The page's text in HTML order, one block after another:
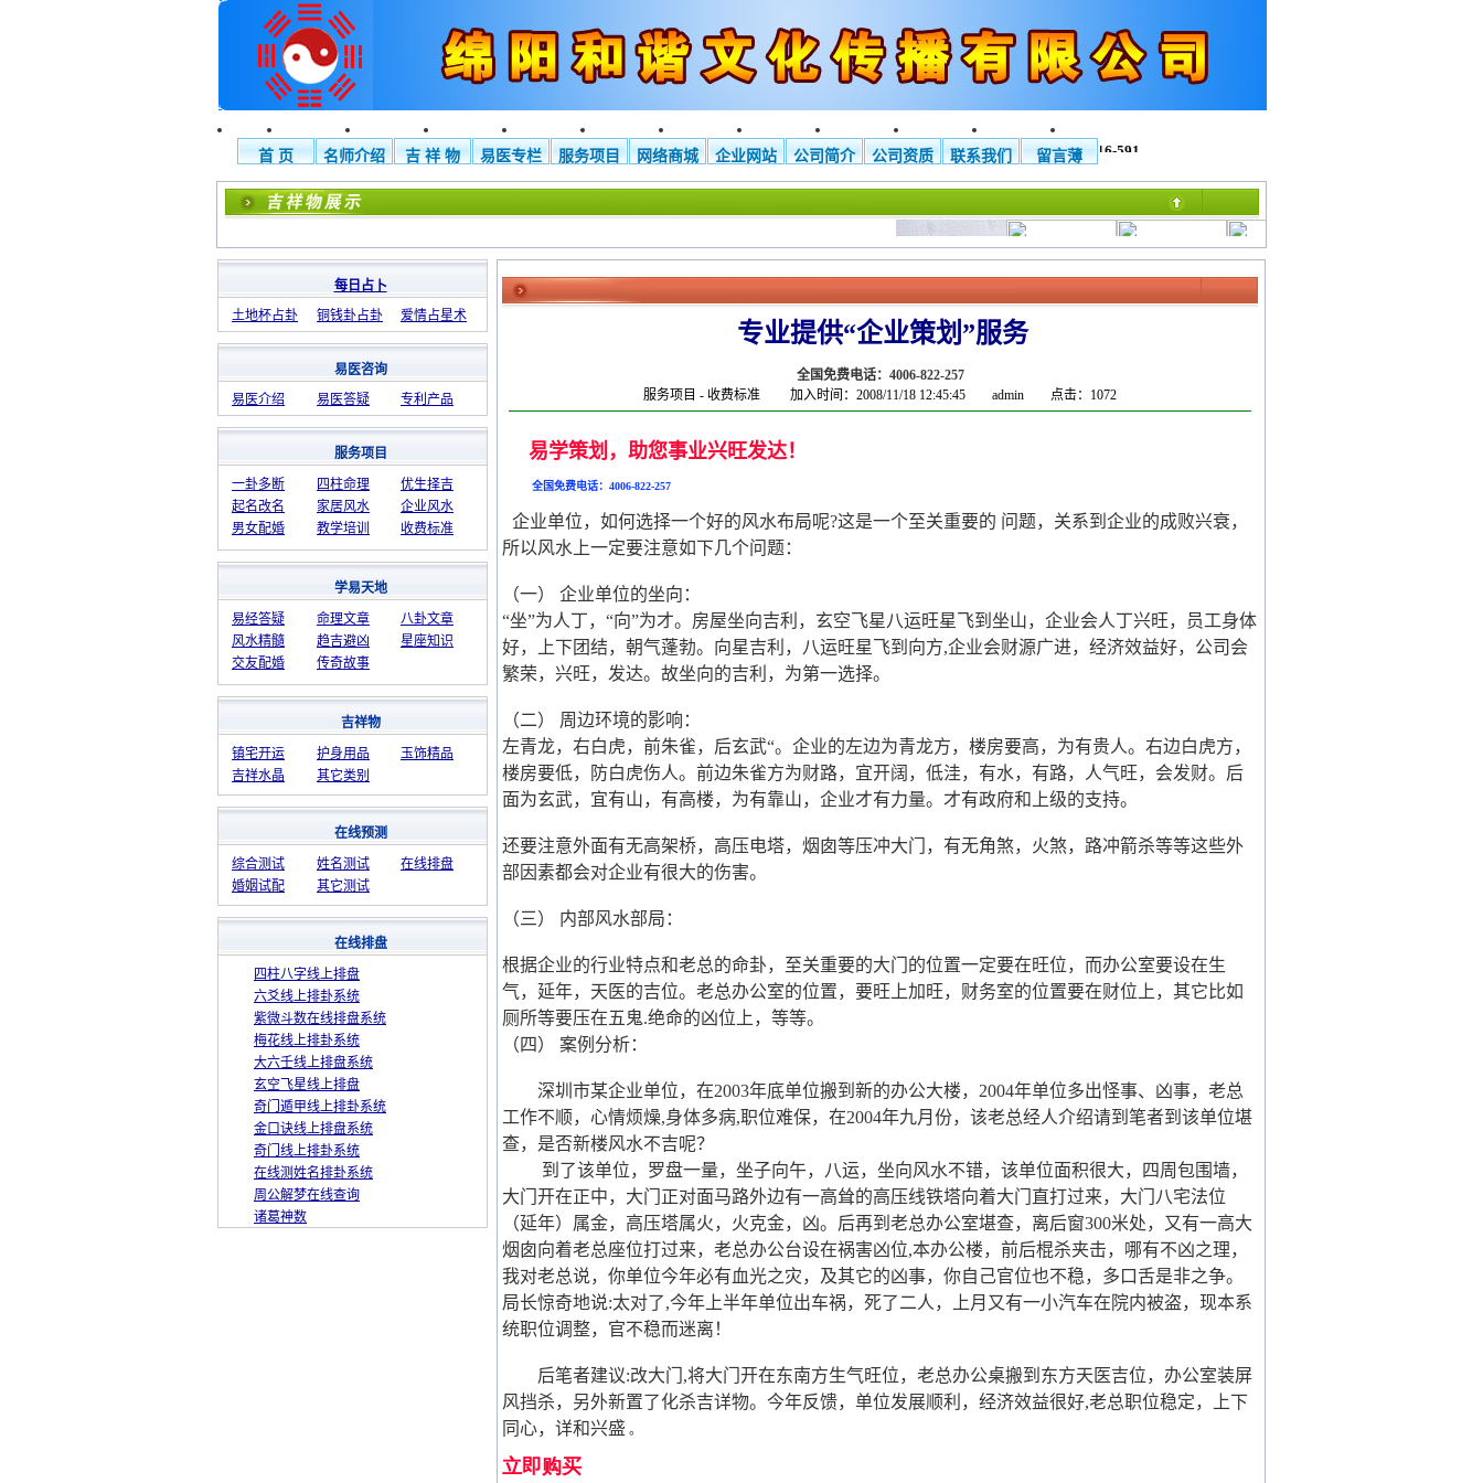
首 页 名师介绍 吉 祥 物 易医专栏 服务项目 网络商城 企业网站 公司简介 公司资质 联系我们 留言薄
欢迎拨打本公司免费电话4007-116-591
八卦化煞镜（大小 免费电话：4006-
每日占卜
土地杯占卦
铜钱卦占卦 爱情占星术
易医咨询
易医介绍
易医答疑 专利产品
服务项目
一卦多断
四柱命理
优生择吉
起名改名
家居风水
企业风水
男女配婚
教学培训 收费标准
学易天地
易经答疑
命理文章
八卦文章
风水精髓
趋吉避凶
星座知识
交友配婚
传奇故事
吉祥物
镇宅开运
护身用品
玉饰精品
吉祥水晶
其它类别
在线预测
综合测试
姓名测试
在线排盘
婚姻试配
其它测试
在线排盘
四柱八字线上排盘
六爻线上排卦系统
紫微斗数在线排盘系统
梅花线上排卦系统
大六壬线上排盘系统
玄空飞星线上排盘
奇门遁甲线上排卦系统
金口诀线上排盘系统
奇门线上排卦系统
在线测姓名排卦系统
周公解梦在线查询
诸葛神数
专业提供“企业策划”服务
全国免费电话：4006-822-257
服务项目 - 收费标准 加入时间：2008/11/18 12:45:45 admin 点击：1072
易学策划，助您事业兴旺发达！
全国免费电话：4006-822-257
企业单位，如何选择一个好的风水布局呢?这是一个至关重要的 问题，关系到企业的成败兴衰，
所以风水上一定要注意如下几个问题：
（一） 企业单位的坐向：
“坐”为人丁，“向”为才。房屋坐向吉利，玄空飞星八运旺星飞到坐山，企业会人丁兴旺，员工身体
好，上下团结，朝气蓬勃。向星吉利，八运旺星飞到向方,企业会财源广进，经济效益好，公司会
繁荣，兴旺，发达。故坐向的吉利，为第一选择。
（二） 周边环境的影响：
左青龙，右白虎，前朱雀，后玄武“。企业的左边为青龙方，楼房要高，为有贵人。右边白虎方，
楼房要低，防白虎伤人。前边朱雀方为财路，宜开阔，低洼，有水，有路，人气旺，会发财。后
面为玄武，宜有山，有高楼，为有靠山，企业才有力量。才有政府和上级的支持。
还要注意外面有无高架桥，高压电塔，烟囱等压冲大门，有无角煞，火煞，路冲箭杀等等这些外
部因素都会对企业有很大的伤害。
（三） 内部风水部局：
根据企业的行业特点和老总的命卦，至关重要的大门的位置一定要在旺位，而办公室要设在生
气，延年，天医的吉位。老总办公室的位置，要旺上加旺，财务室的位置要在财位上，其它比如
厕所等要压在五鬼.绝命的凶位上，等等。
（四） 案例分析：
深圳市某企业单位，在2003年底单位搬到新的办公大楼，2004年单位多出怪事、凶事，老总
工作不顺，心情烦燥,身体多病,职位难保，在2004年九月份，该老总经人介绍请到笔者到该单位堪
查，是否新楼风水不吉呢？
到了该单位，罗盘一量，坐子向午，八运，坐向风水不错，该单位面积很大，四周包围墙，
大门开在正中，大门正对面马路外边有一高耸的高压线铁塔向着大门直打过来，大门八宅法位
（延年）属金，高压塔属火，火克金，凶。后再到老总办公室堪查，离后窗300米处，又有一高大
烟囱向着老总座位打过来，老总办公台设在祸害凶位,本办公楼，前后棍杀夹击，哪有不凶之理，
我对老总说，你单位今年必有血光之灾，及其它的凶事，你自己官位也不稳，多口舌是非之争。
局长惊奇地说:太对了,今年上半年单位出车祸，死了二人，上月又有一小汽车在院内被盗，现本系
统职位调整，官不稳而迷离！
后笔者建议:改大门,将大门开在东南方生气旺位，老总办公桌搬到东方天医吉位，办公室装屏
风挡杀，另外新置了化杀吉详物。今年反馈，单位发展顺利，经济效益很好,老总职位稳定，上下
同心，详和兴盛 。
立即购买